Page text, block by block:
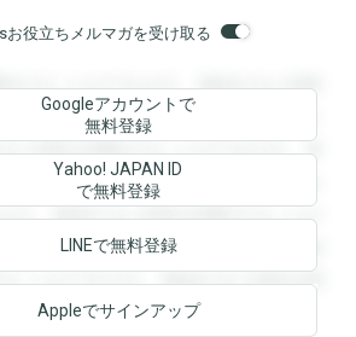
お役立ちメルマガを受け取る
することができます。登録すると回答
ます。登録すると回答を閲覧すること
と回答を閲覧することができます。登
ることができます。登録すると回答を
す。登録すると回答を閲覧することが
回答を閲覧することができます。登録
ことができます。登録すると回答を閲
。
Googleアカウントで
無料登録
Yahoo! JAPAN ID
で無料登録
LINEで無料登録
Appleでサインアップ